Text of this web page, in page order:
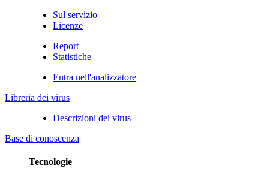
Sul servizio
Licenze
Report
Statistiche
Entra nell'analizzatore
Libreria dei virus
Descrizioni dei virus
Base di conoscenza
Tecnologie